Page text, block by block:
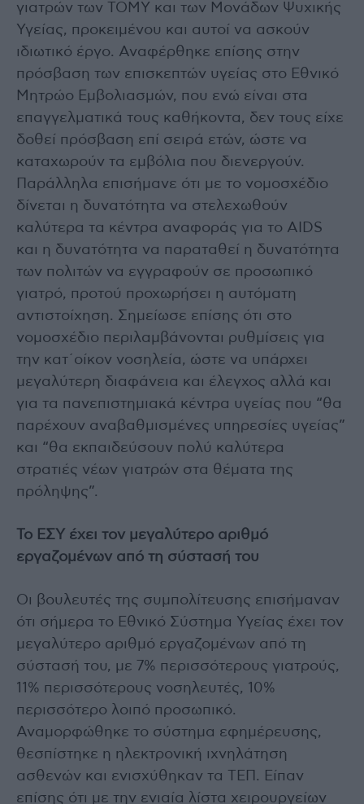
γιατρών των ΤΟΜΥ και των Μονάδων Ψυχικής
Υγείας, προκειμένου και αυτοί να ασκούν
ιδιωτικό έργο. Αναφέρθηκε επίσης στην
πρόσβαση των επισκεπτών υγείας στο Εθνικό
Μητρώο Εμβολιασμών, που ενώ είναι στα
επαγγελματικά τους καθήκοντα, δεν τους είχε
δοθεί πρόσβαση επί σειρά ετών, ώστε να
καταχωρούν τα εμβόλια που διενεργούν.
Παράλληλα επισήμανε ότι με το νομοσχέδιο
δίνεται η δυνατότητα να στελεχωθούν
καλύτερα τα κέντρα αναφοράς για το AIDS
και η δυνατότητα να παραταθεί η δυνατότητα
των πολιτών να εγγραφούν σε προσωπικό
γιατρό, προτού προχωρήσει η αυτόματη
αντιστοίχηση. Σημείωσε επίσης ότι στο
νομοσχέδιο περιλαμβάνονται ρυθμίσεις για
την κατ΄οίκον νοσηλεία, ώστε να υπάρχει
μεγαλύτερη διαφάνεια και έλεγχος αλλά και
για τα πανεπιστημιακά κέντρα υγείας που “θα
παρέχουν αναβαθμισμένες υπηρεσίες υγείας”
και “θα εκπαιδεύσουν πολύ καλύτερα
στρατιές νέων γιατρών στα θέματα της
πρόληψης”.
Το ΕΣΥ έχει τον μεγαλύτερο αριθμό
εργαζομένων από τη σύστασή του
Οι βουλευτές της συμπολίτευσης επισήμαναν
ότι σήμερα το Εθνικό Σύστημα Υγείας έχει τον
μεγαλύτερο αριθμό εργαζομένων από τη
σύστασή του, με 7% περισσότερους γιατρούς,
11% περισσότερους νοσηλευτές, 10%
περισσότερο λοιπό προσωπικό.
Αναμορφώθηκε το σύστημα εφημέρευσης,
θεσπίστηκε η ηλεκτρονική ιχνηλάτηση
ασθενών και ενισχύθηκαν τα ΤΕΠ. Είπαν
επίσης ότι με την ενιαία λίστα χειρουργείων